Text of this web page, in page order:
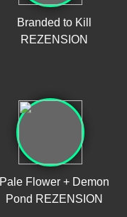
Branded to Kill
REZENSION
Pale Flower + Demon
Pond REZENSION